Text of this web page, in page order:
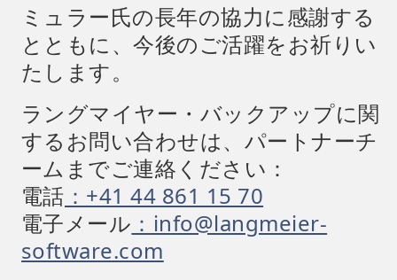
ミュラー氏の長年の協力に感謝する
とともに、今後のご活躍をお祈りい
たします。
ラングマイヤー・バックアップに関
するお問い合わせは、パートナーチ
ームまでご連絡ください：
電話 ：+41 44 861 15 70
電子メール ：info@langmeier-
software.com